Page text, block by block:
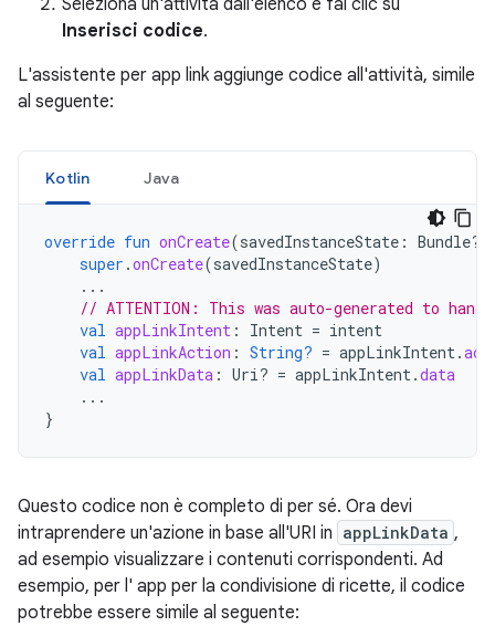
Seleziona un'attività dall'elenco e fai clic su
Inserisci codice.
L'assistente per app link aggiunge codice all'attività, simile
al seguente:
Kotlin Java
override fun onCreate(savedInstanceState : Bundle?)
super .onCreate(savedInstanceState)
...
// ATTENTION: This was auto-generated to
val appLinkIntent : Intent = intent
val appLinkAction : String? = appLinkIntent.
val appLinkData : Uri? = appLinkIntent.data
...
}
Questo codice non è completo di per sé. Ora devi
intraprendere un'azione in base all'URI in appLinkData ,
ad esempio visualizzare i contenuti corrispondenti. Ad
esempio, per l' app per la condivisione di ricette, il codice
potrebbe essere simile al seguente: